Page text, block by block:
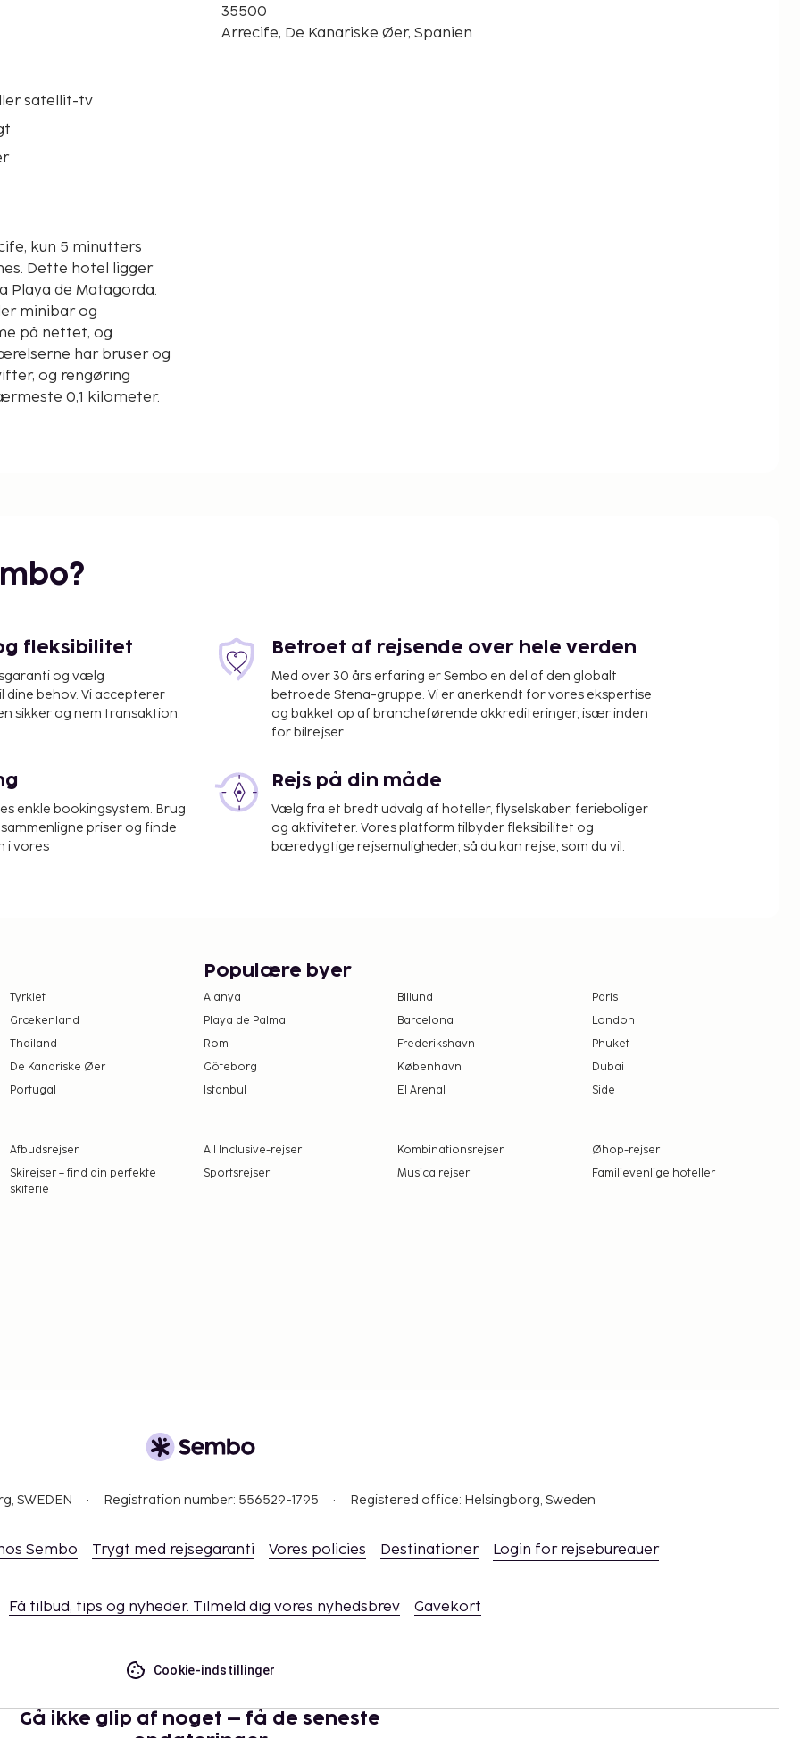
satellit-tv
kun 5 minutters
Playa de Matagorda.
minibar og
på nettet, og
har bruser og
og rengøring
0,1 kilometer.
en døgnåben
kan du nyde den
såsom
trådløs
overføres mere end
Kontakt
ved at kontakte
35500
Arrecife, De Kanariske Øer, Spanien
fleksibilitet
og vælg
dine behov. Vi accepterer
sikker og nem transaktion.
Betroet af rejsende over hele verden
Med over 30 års erfaring er Sembo en del af den globalt
betroede Stena-gruppe. Vi er anerkendt for vores ekspertise
og bakket op af brancheførende akkrediteringer, især inden
for bilrejser.
enkle bookingsystem. Brug
priser og finde
i vores
Rejs på din måde
Vælg fra et bredt udvalg af hoteller, flyselskaber, ferieboliger
og aktiviteter. Vores platform tilbyder fleksibilitet og
bæredygtige rejsemuligheder, så du kan rejse, som du vil.
Tyrkiet
Grækenland
Thailand
De Kanariske Øer
Portugal
Populære byer
Alanya Billund
Paris
Playa de Palma
Barcelona
London
Rom
Frederikshavn
Phuket
Göteborg
København
Dubai
Istanbul
El Arenal Side
Afbudsrejser All Inclusive-rejser Kombinationsrejser
Øhop-rejser
Skirejser – find din perfekte
skiferie
Sportsrejser Musicalrejser Familievenlige hoteller
SWEDEN Registration number: 556529-1795 Registered office: Helsingborg, Sweden
Sembo Trygt med rejsegaranti Vores policies Destinationer Login for rejsebureauer
Få tilbud, tips og nyheder. Tilmeld dig vores nyhedsbrev Gavekort
Cookie-indstillinger
Gå ikke glip af noget – få de seneste